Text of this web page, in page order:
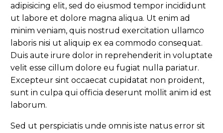
adipisicing elit, sed do eiusmod tempor incididunt
ut labore et dolore magna aliqua. Ut enim ad
minim veniam, quis nostrud exercitation ullamco
laboris nisi ut aliquip ex ea commodo consequat.
Duis aute irure dolor in reprehenderit in voluptate
velit esse cillum dolore eu fugiat nulla pariatur.
Excepteur sint occaecat cupidatat non proident,
sunt in culpa qui officia deserunt mollit anim id est
laborum.
Sed ut perspiciatis unde omnis iste natus error sit